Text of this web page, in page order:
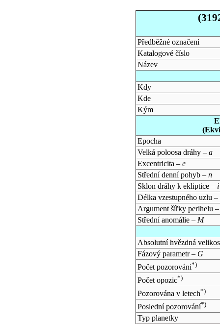
Předběžné označení
Katalogové číslo
Název
Kdy
Kde
Kým
Epocha
Velká poloosa dráhy – a
Excentricita – e
Střední denní pohyb – n
Sklon dráhy k ekliptice – i
Délka vzestupného uzlu –
Argument šířky perihelu
Střední anomálie – M
Absolutní hvězdná
Fázový parametr – G
Počet pozorování*)
Počet opozic*)
Pozorována v letech*)
Poslední pozorování*)
Typ planetky